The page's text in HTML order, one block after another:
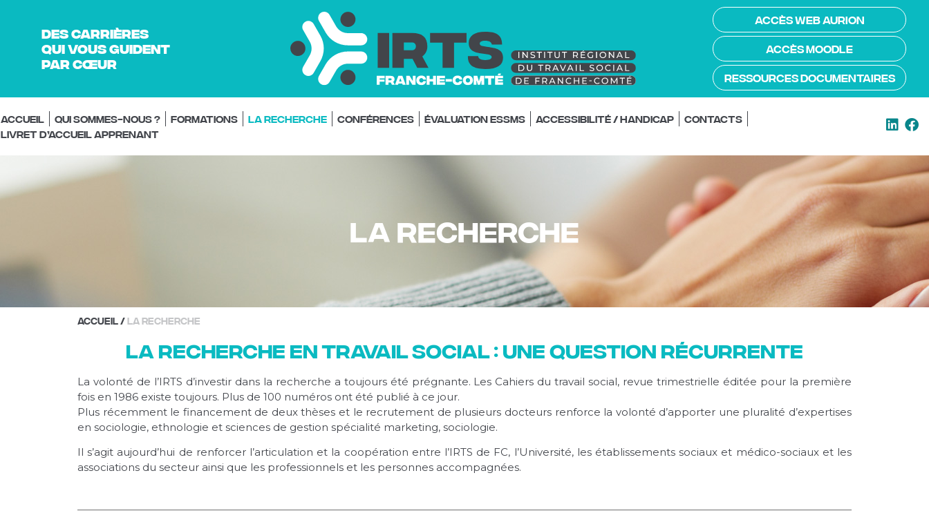
Des carrières
qui vous guident
par cœur
ACCÈS WEB AURION
ACCÈS MOODLE
RESSOURCES DOCUMENTAIRES
Accueil Qui sommes-nous ? Formations La recherche Conférences Évaluation ESSMS Accessibilité / handicap
Contacts
Livret d’accueil Apprenant
LA Recherche
Accueil / La recherche
La recherche en travail social : une question récurrente
La volonté de l’IRTS d’investir dans la recherche a toujours été prégnante. Les Cahiers du travail social, revue trimestrielle éditée pour la première
fois en 1986 existe toujours. Plus de 100 numéros ont été publié à ce jour.
Plus récemment le financement de deux thèses et le recrutement de plusieurs docteurs renforce la volonté d’apporter une pluralité d’expertises
en sociologie, ethnologie et sciences de gestion spécialité marketing, sociologie.
Il s’agit aujourd’hui de renforcer l’articulation et la coopération entre l’IRTS de FC, l’Université, les établissements sociaux et médico-sociaux et les
associations du secteur ainsi que les professionnels et les personnes accompagnées.